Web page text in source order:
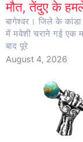
मौत, तेंदुए के
बागेश्वर। जिले के
में मवेशी चराने गई एक
बाद पूरे
August 4, 2026